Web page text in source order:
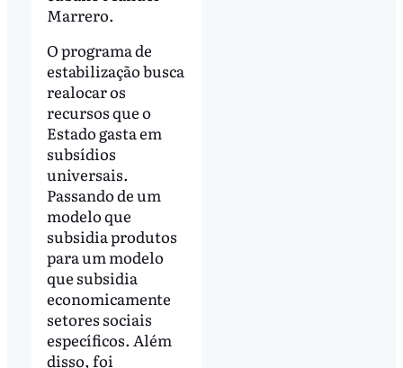
Marrero.
O programa de
estabilização busca
realocar os
recursos que o
Estado gasta em
subsídios
universais.
Passando de um
modelo que
subsidia produtos
para um modelo
que subsidia
economicamente
setores sociais
específicos. Além
disso, foi